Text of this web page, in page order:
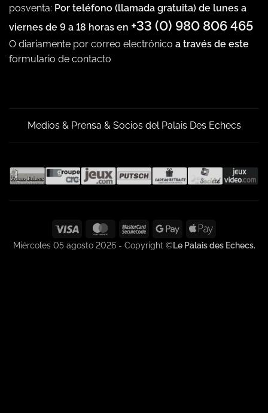
posventa: Por teléfono (llamada gratuita) de lunes a
viernes de 9 a 18 horas en +33 (0) 980 806 465
O diariamente por correo electrónico a través de este
formulario de contacto
Medios & Prensa & Socios del Palais Des Echecs
Visa MasterCardMasterCard
2
Google
Pay
Apple
Pay
Miércoles 05 agosto 2026 - Copyright ©Le Palais des Echecs.